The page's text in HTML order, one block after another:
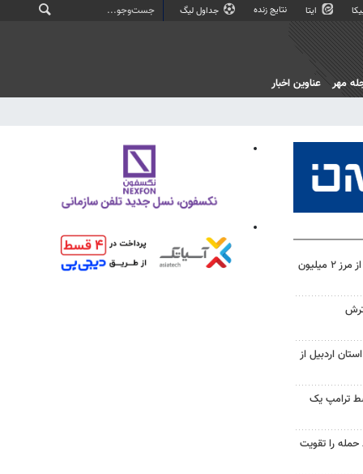
ایتا نتایج زنده جداول لیگ
مهر عناوین اخبار
تردد زائران اربعین در خوزستان از مرز ۲ میلیون
اردبیل از
ترامپ یک
خط حمله را تقویت